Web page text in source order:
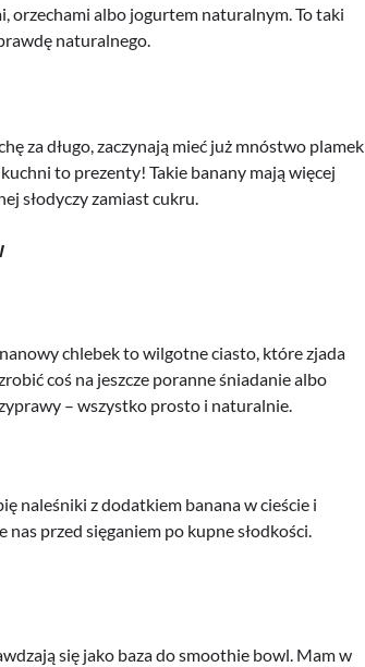
orzechami albo jogurtem naturalnym. To taki
naturalnego.
za długo, zaczynają mieć już mnóstwo plamek
to prezenty! Takie banany mają więcej
słodyczy zamiast cukru.
chlebek to wilgotne ciasto, które zjada
coś na jeszcze poranne śniadanie albo
– wszystko prosto i naturalnie.
naleśniki z dodatkiem banana w cieście i
przed sięganiem po kupne słodkości.
się jako baza do smoothie bowl. Mam w